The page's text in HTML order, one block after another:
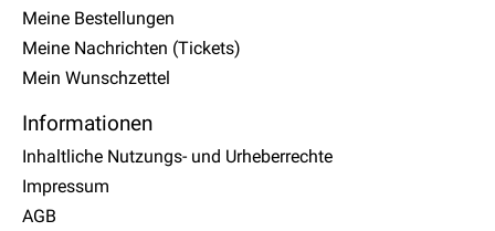
Meine Bestellungen
Meine Nachrichten (Tickets)
Mein Wunschzettel
Informationen
Inhaltliche Nutzungs- und Urheberrechte
Impressum
AGB